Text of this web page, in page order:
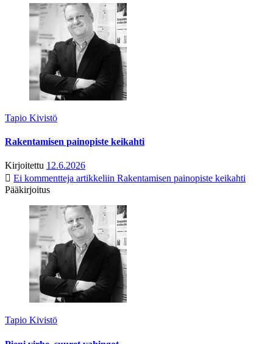
Tapio Kivistö
Rakentamisen painopiste keikahti
Kirjoitettu 12.6.2026
Ei kommentteja artikkeliin Rakentamisen painopiste keikahti
Pääkirjoitus
Tapio Kivistö